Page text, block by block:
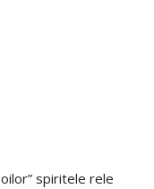
spiritele rele